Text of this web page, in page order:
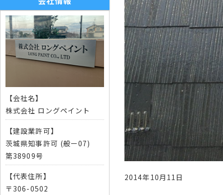
2014年10月11日
【会社名】
株式会社 ロングペイント
【建設業許可】
茨城県知事許可 (般ー07)
第38909号
【代表住所】
〒306-0502